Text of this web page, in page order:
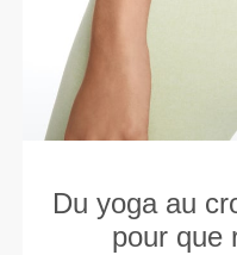
Du yoga au
pour que